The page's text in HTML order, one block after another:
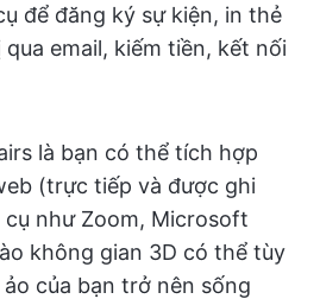
để đăng ký sự kiện, in thẻ
email, kiếm tiền, kết nối
là bạn có thể tích hợp
(trực tiếp và được ghi
như Zoom, Microsoft
không gian 3D có thể tùy
của bạn trở nên sống